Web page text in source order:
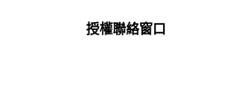
授權聯絡窗口